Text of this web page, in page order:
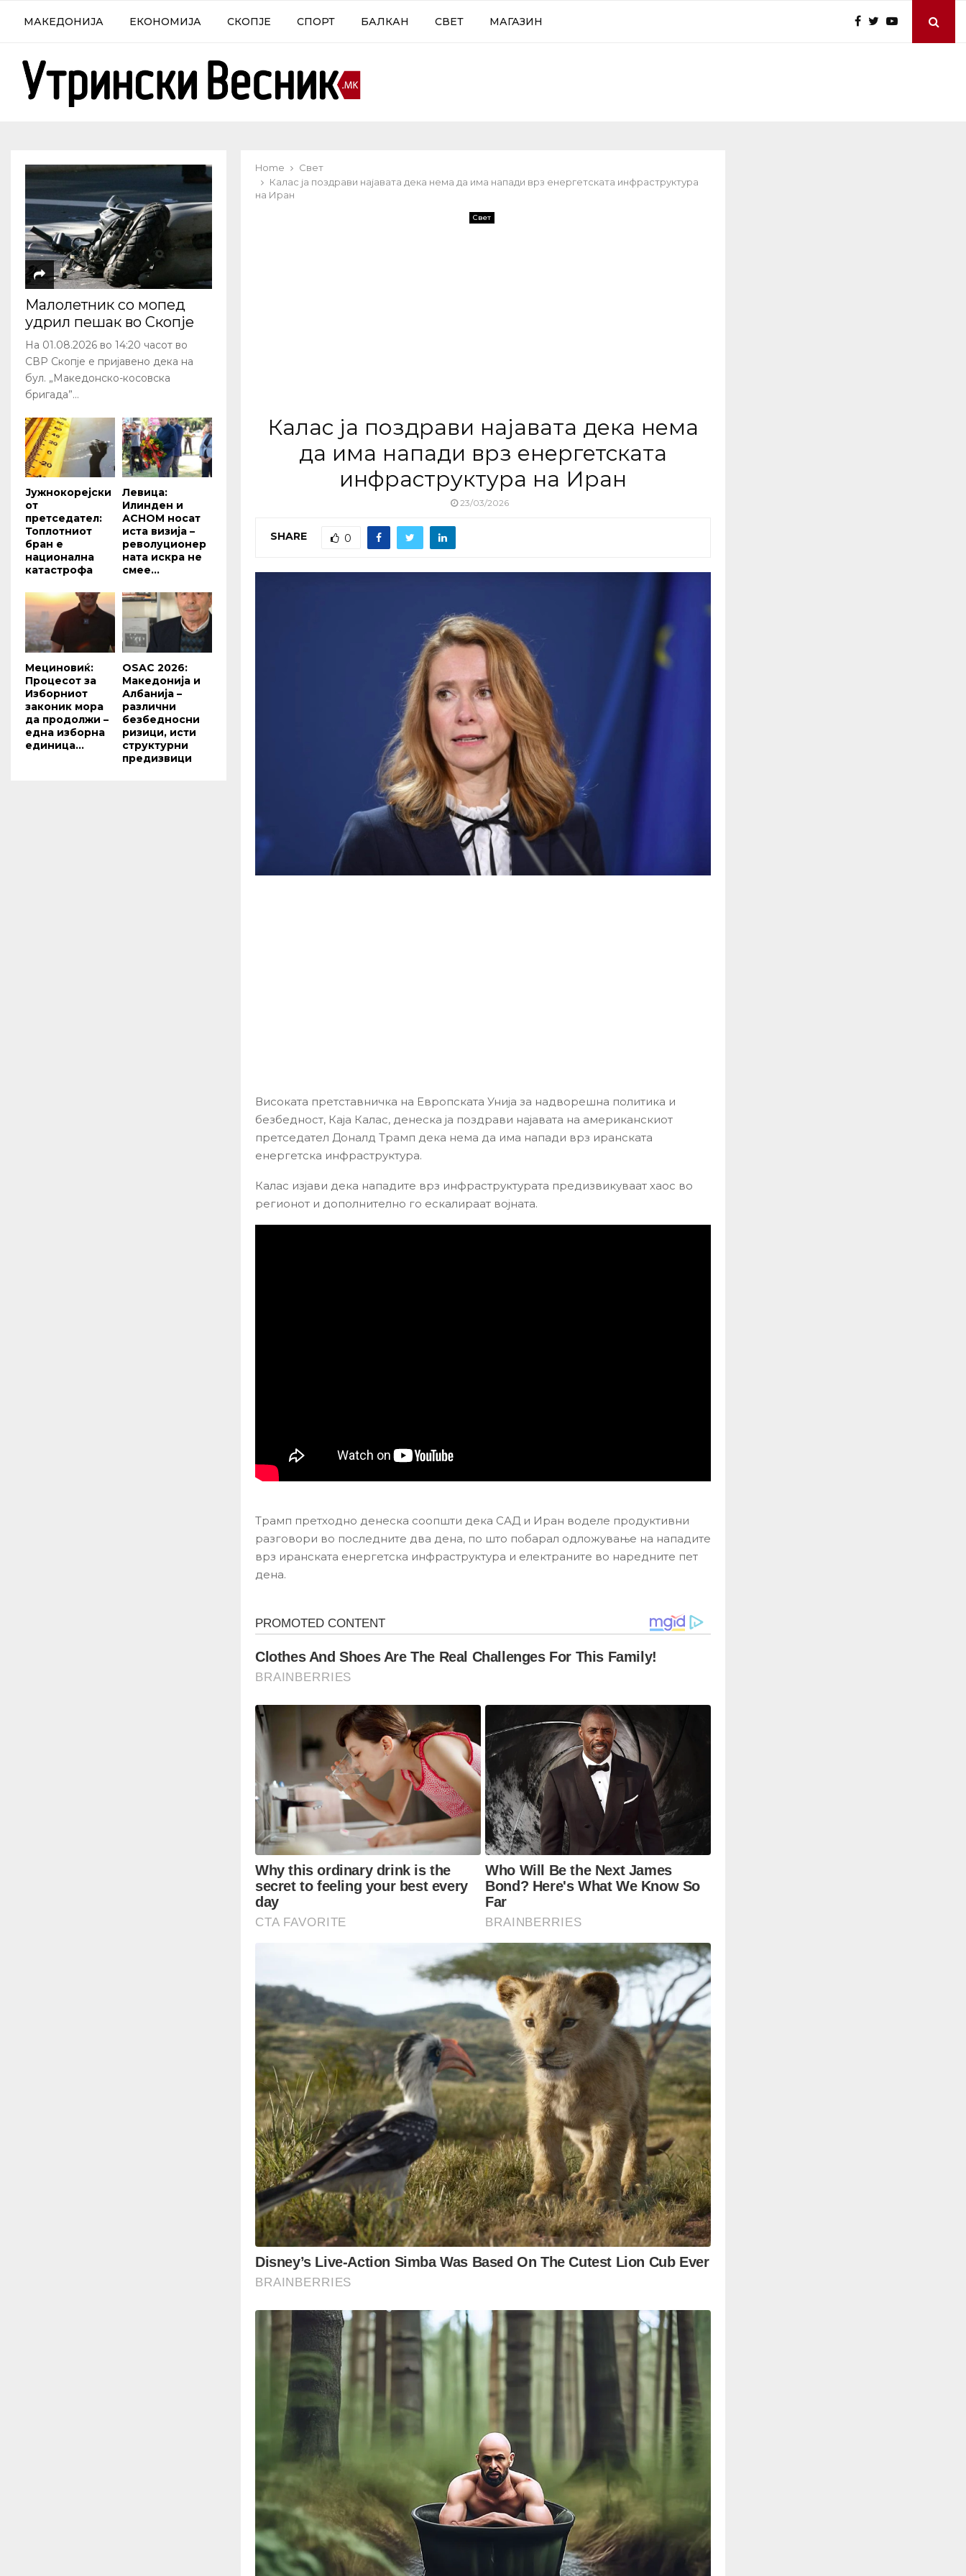
МАКЕДОНИЈА ЕКОНОМИЈА СКОПЈЕ СПОРТ БАЛКАН СВЕТ МАГАЗИН
Home
Свет
Калас ја поздрави најавата дека нема да има напади врз енергетската инфраструктура
на Иран
Свет
Калас ја поздрави најавата дека нема
да има напади врз енергетската
инфраструктура на Иран
23/03/2026
SHARE 0
Високата претставничка на Европската Унија за надворешна политика и
безбедност, Каја Калас, денеска ја поздрави најавата на американскиот
претседател Доналд Трамп дека нема да има напади врз иранската
енергетска инфраструктура.
Калас изјави дека нападите врз инфраструктурата предизвикуваат хаос во
регионот и дополнително го ескалираат војната.
Трамп претходно денеска соопшти дека САД и Иран воделе продуктивни
разговори во последните два дена, по што побарал одложување на нападите
врз иранската енергетска инфраструктура и електраните во наредните пет
дена.
Малолетник со мопед
удрил пешак во Скопје
На 01.08.2026 во 14:20 часот во
СВР Скопје е пријавено дека на
бул. „Македонско-косовска
бригада”...
Јужнокорејски
от
претседател:
Топлотниот
бран е
национална
катастрофа
Левица:
Илинден и
АСНОМ носат
иста визија –
револуционер
ната искра не
смее...
Мециновиќ:
Процесот за
Изборниот
законик мора
да продолжи –
една изборна
единица...
OSAC 2026:
Македонија и
Албанија –
различни
безбедносни
ризици, исти
структурни
предизвици